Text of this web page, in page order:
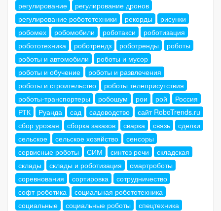
регулирование
регулирование дронов
регулирование робототехники
рекорды
рисунки
робомех
робомобили роботакси
роботизация
робототехника
роботрендз роботренды
роботы
роботы и автомобили
роботы и мусор
роботы и обучение
роботы и развлечения
роботы и строительство
роботы телеприсутствия
роботы-транспортеры
робошум рои рой
Россия
РТК
Руанда сад садоводство
сайт RoboTrends.ru
сбор урожая
сборка заказов сварка связь
сделки
сельское
сельское хозяйство
сенсоры
сервисные роботы
СИМ синтез речи
складская
склады
склады и роботизация
смартроботы
соревнования
сортировка
сотрудничество
софт-роботика
социальная робототехника
социальные
социальные роботы
спецтехника